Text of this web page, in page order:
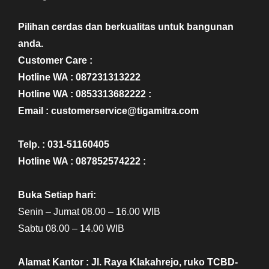
Pilihan cerdas dan berkualitas untuk bangunan
anda.
Customer Care :
Hotline WA : 087231313222
Hotline WA : 0853313682222 :
Email : customerservice@tigamitra.com
Telp. : 031-51160405
Hotline WA : 087852574222 :
Buka Setiap hari:
Senin – Jumat 08.00 – 16.00 WIB
Sabtu 08.00 – 14.00 WIB
Alamat Kantor : Jl. Raya Klakahrejo, ruko TCBD-